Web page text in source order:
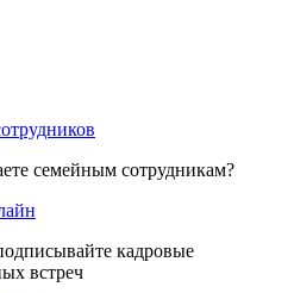
семейным сотрудникам?
кадровые
встреч